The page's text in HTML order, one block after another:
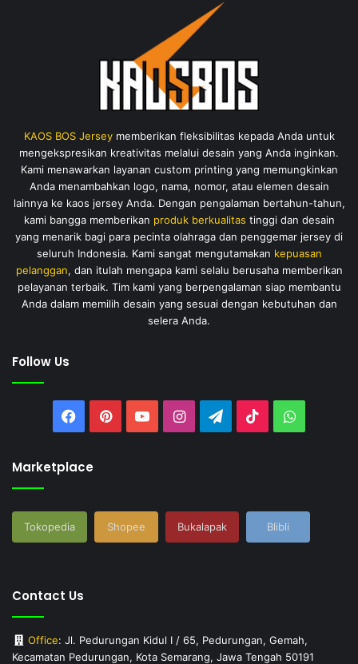
KAOS BOS Jerseymemberikan fleksibilitas kepada Anda untuk
mengekspresikan kreativitas melalui desain yang Anda inginkan.
Kami menawarkan layanan custom printing yang memungkinkan
Anda menambahkan logo, nama, nomor, atau elemen desain
lainnya ke kaos jersey Anda. Dengan pengalaman bertahun-tahun,
kami bangga memberikan produk berkualitas tinggi dan desain
yang menarik bagi para pecinta olahraga dan penggemar jersey di
seluruh Indonesia. Kami sangat mengutamakan kepuasan
pelanggan, dan itulah mengapa kami selalu berusaha memberikan
pelayanan terbaik. Tim kami yang berpengalaman siap membantu
Anda dalam memilih desain yang sesuai dengan kebutuhan dan
selera Anda.
Follow Us
Facebook
PinterestYouTubeInstagramTelegram
TikTok
Marketplace
Tokopedia Shopee Bukalapak Blibli
Contact Us
Office: Jl. Pedurungan Kidul I / 65, Pedurungan, Gemah,
Kecamatan Pedurungan, Kota Semarang, Jawa Tengah 50191